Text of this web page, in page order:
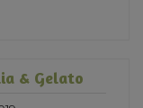
& Gelato